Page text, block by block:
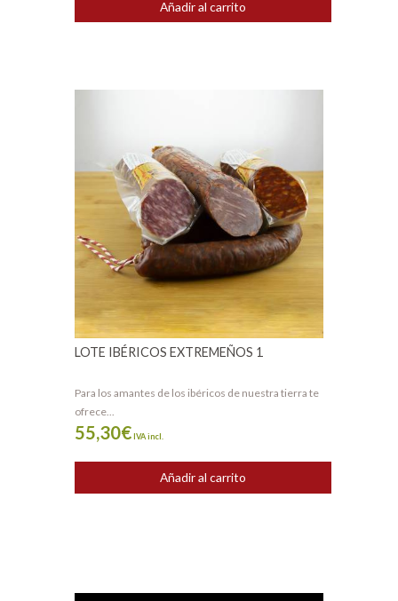
Añadir al carrito
LOTE IBÉRICOS EXTREMEÑOS 1
Para los amantes de los ibéricos de nuestra tierra te
ofrece...
55,30€IVA incl.
Añadir al carrito